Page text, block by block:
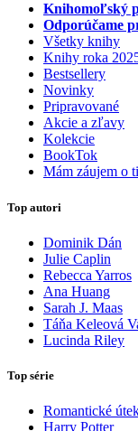
Knihomoľský
Odporúčame
Všetky knihy
Knihy roka
Bestsellery
Novinky
Pripravované
Akcie a zľavy
Kolekcie
BookTok
Mám záujem o
Top autori
Dominik Dán
Julie Caplin
Rebecca Yarros
Ana Huang
Sarah J. Maas
Táňa Keleová
Lucinda Riley
Top série
Romantické
Harry Potter